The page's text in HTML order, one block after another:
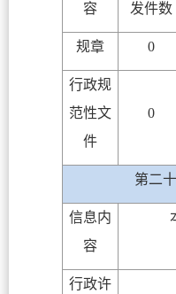
容
发件数
规章 0
行政规
范性文
件
0
第二
信息内
容
行政许